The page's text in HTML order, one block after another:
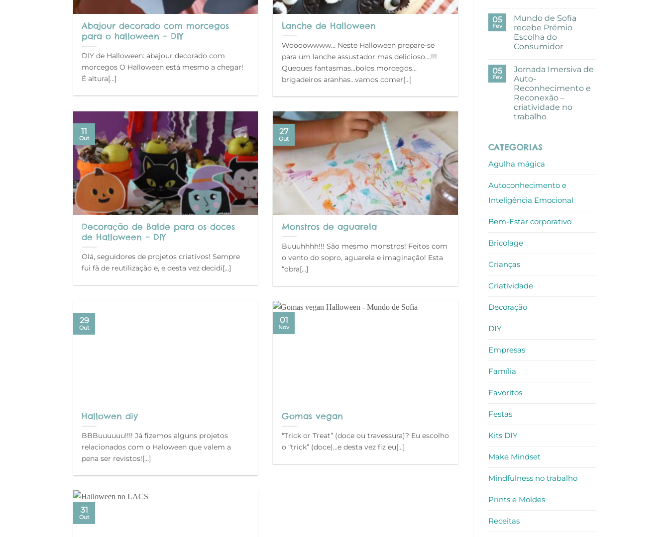
Abajour decorado com morcegos
para o halloween – DIY
DIY de Halloween: abajour decorado com
morcegos O Halloween está mesmo a chegar!
É altura[…]
Lanche de Halloween
Woooowwww… Neste Halloween prepare-se
para um lanche assustador mas delicioso….!!!
Queques fantasmas…bolos morcegos…
brigadeiros aranhas…vamos comer[…]
Decoração de Balde para os doces
de Halloween – DIY
Olá, seguidores de projetos criativos! Sempre
fui fã de reutilização e, e desta vez decidi[…]
11
Out
Monstros de aguarela
Buuuhhhh!!! São mesmo monstros! Feitos com
o vento do sopro, aguarela e imaginação! Esta
“obra[…]
27
Out
Hallowen diy
BBBuuuuuu!!!! Já fizemos alguns projetos
relacionados com o Haloween que valem a
pena ser revistos![…]
29
Out
Gomas vegan
“Trick or Treat” (doce ou travessura)? Eu escolho
o “trick” (doce)…e desta vez fiz eu[…]
01
Nov
31
Out
em
Uma
pausa
criativa
com
aguarelas
ALLO
05
Fev
Mundo de Sofia
recebe Prémio
Escolha do
Consumidor
em
Mundo
de
Sofia
recebe
Prémio
Escolha
do
Consumidor
05
Fev
Jornada Imersiva de
Auto-
Reconhecimento e
Reconexão –
criatividade no
trabalho
Jornada
Imersiva
Auto-
Reconexão
criatividade
no
CATEGORIAS
Agulha mágica
Autoconhecimento e
Inteligência Emocional
Bem-Estar corporativo
Bricolage
Crianças
Criatividade
Decoração
DIY
Empresas
Família
Favoritos
Festas
Kits DIY
Make Mindset
Mindfulness no trabalho
Prints e Moldes
Receitas